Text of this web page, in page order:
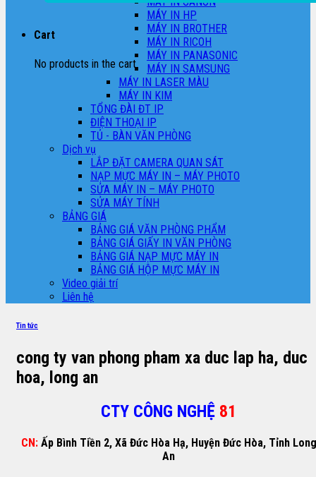
Cart
No products in the cart.
MÁY IN HP
MÁY IN BROTHER
MÁY IN RICOH
MÁY IN PANASONIC
MÁY IN SAMSUNG
MÁY IN LASER MÀU
MÁY IN KIM
TỔNG ĐÀI ĐT IP
ĐIỆN THOẠI IP
TỦ - BÀN VĂN PHÒNG
Dịch vụ
LẮP ĐẶT CAMERA QUAN SÁT
NẠP MỰC MÁY IN – MÁY PHOTO
SỬA MÁY IN – MÁY PHOTO
SỬA MÁY TÍNH
BẢNG GIÁ
BẢNG GIÁ VĂN PHÒNG PHẨM
BẢNG GIÁ GIẤY IN VĂN PHÒNG
BẢNG GIÁ NẠP MỰC MÁY IN
BẢNG GIÁ HỘP MỰC MÁY IN
Video giải trí
Liên hệ
Tin tức
cong ty van phong pham xa duc lap ha, duc
hoa, long an
CTY CÔNG NGHỆ 81
CN: Ấp Bình Tiền 2, Xã Đức Hòa Hạ, Huyện Đức Hòa, Tỉnh Long
An